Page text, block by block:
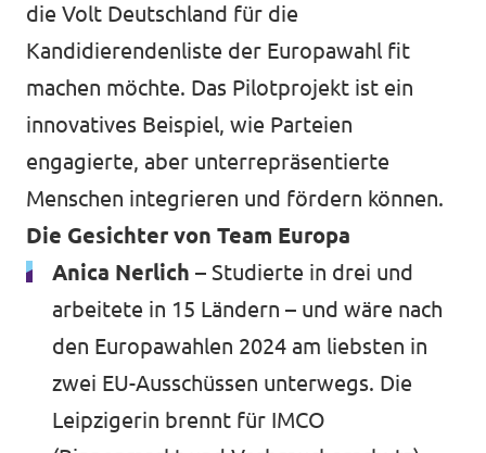
die Volt Deutschland für die
Kandidierendenliste der Europawahl fit
machen möchte. Das Pilotprojekt ist ein
innovatives Beispiel, wie Parteien
engagierte, aber unterrepräsentierte
Menschen integrieren und fördern können.
Die Gesichter von Team Europa
Anica Nerlich – Studierte in drei und
arbeitete in 15 Ländern – und wäre nach
den Europawahlen 2024 am liebsten in
zwei EU-Ausschüssen unterwegs. Die
Leipzigerin brennt für IMCO